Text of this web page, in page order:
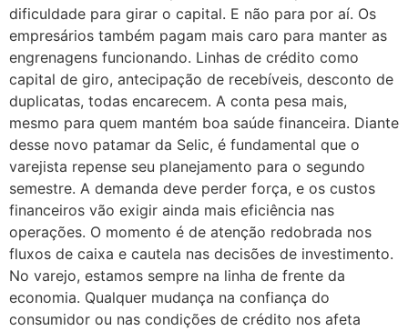
dificuldade para girar o capital. E não para por aí. Os
empresários também pagam mais caro para manter as
engrenagens funcionando. Linhas de crédito como
capital de giro, antecipação de recebíveis, desconto de
duplicatas, todas encarecem. A conta pesa mais,
mesmo para quem mantém boa saúde financeira. Diante
desse novo patamar da Selic, é fundamental que o
varejista repense seu planejamento para o segundo
semestre. A demanda deve perder força, e os custos
financeiros vão exigir ainda mais eficiência nas
operações. O momento é de atenção redobrada nos
fluxos de caixa e cautela nas decisões de investimento.
No varejo, estamos sempre na linha de frente da
economia. Qualquer mudança na confiança do
consumidor ou nas condições de crédito nos afeta